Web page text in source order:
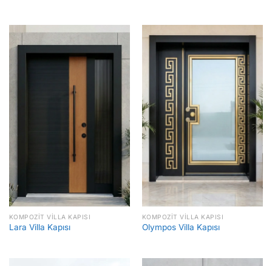
KOMPOZIT VILLA KAPISI
Lara Villa Kapısı
KOMPOZIT VILLA KAPISI
Olympos Villa Kapısı